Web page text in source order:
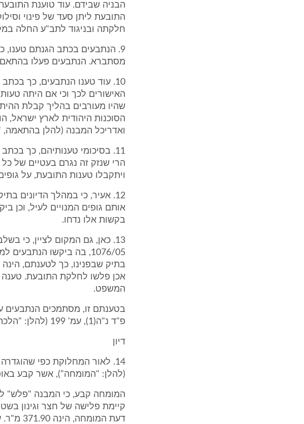
הבניה שבידם. עוד טוענת
התובעת ליתן סעד של פינוי
חלקתה ובניגוד לתב"ע החלה
9. הנתבעים בכתב הגנתם טענו,
מסתברא. הנתבעים פעלו בהתאם
10. עוד טענו הנתבעים, כך
האישורים לכך וכי אם היתה
שהיו מעורבים בהליך קבלת
הסוכנות היהודית לארץ ישראל,
ואדריכל המבנה (להלן בהתאמה,
11. בסיכומי טענותיהם, כך
הרי שנזק זה נגרם בעטיים של
ויתקבלו טענות התובעת, על
12. אעיר, כי במהלך הדיונים
אותם גופים המנויים לעיל, וכן
בקשות אלו נדחו.
13. כאן, גם המקום לציין, כי
1076/05, בה ביקשו
בתיק שבפנינו, כך לטענתם,
אכן פלשו לחלקת התובעת. טענה
המשפט.
פ"ד נ"ה(1), עמ' 199 (להלן: "הלכת רוקר").
דיון
14. לאור המחלוקת כפי
(להלן: "המומחה"), אשר קבע
דעת